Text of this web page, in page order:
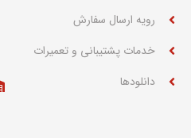
رویه ارسال سفارش
خدمات پشتیبانی و تعمیرات
دانلودها